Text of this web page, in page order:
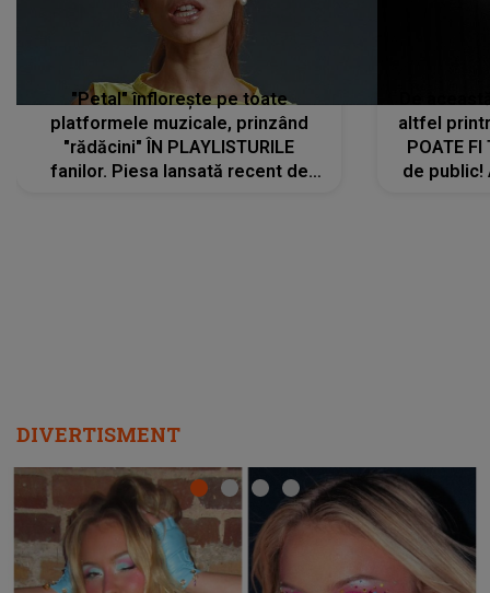
"Petal" înflorește pe toate
platformele muzicale, prinzând
"rădăcini" ÎN PLAYLISTURILE
fanilor. Piesa lansată recent de
altfel
POATE FI
de public!
DIVERTISMENT